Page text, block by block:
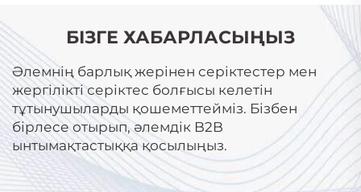
БІЗГЕ ХАБАРЛАСЫҢЫЗ
Әлемнің барлық жерінен серіктестер мен
жергілікті серіктес болғысы келетін
тұтынушыларды қошеметтейміз. Бізбен
бірлесе отырып, әлемдік B2B
ынтымақтастыққа қосылыңыз.